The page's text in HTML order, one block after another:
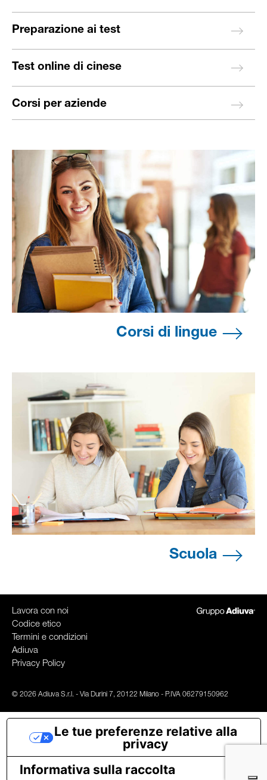
Preparazione ai test
Test online di cinese
Corsi per aziende
Corsi di lingue
Scuola
Lavora con noi
Codice etico
Termini e condizioni
Adiuva
Privacy Policy
© 2026 Adiuva S.r.l. - Via Durini 7, 20122 Milano - P.IVA 06279150962
Informativa sulla raccolta
Le tue preferenze relative alla
privacy